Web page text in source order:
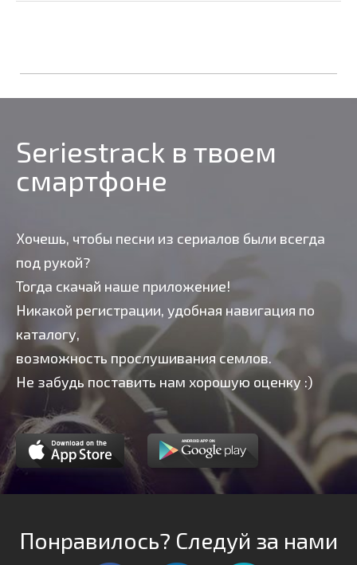
Seriestrack в твоем
смартфоне
Хочешь, чтобы песни из сериалов были всегда
под рукой?
Тогда скачай наше приложение!
Никакой регистрации, удобная навигация по
каталогу,
возможность прослушивания семлов.
Не забудь поставить нам хорошую оценку :)
Понравилось? Следуй за нами